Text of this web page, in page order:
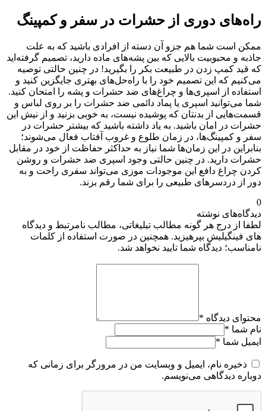
راه‌های دوری از حشرات در سفر و کمپینگ
ممکن است شما هم جزو آن دسته از افرادی باشید که به علت
جاذبه‌ و محبوبیت بالایی که بین پشه‌‌های ماده دارید، تصمیم گرفته‌اید
که قید کمپ زدن در طبیعت بکر را بگیرید! در چنین حالتی توصیه
می‌کنیم که این تصمیم خود را با راه‌حل‌های بهتری جایگزین کنید و
استفاده از اسپری‌ها و چراغ‌های ضد حشرات و پشه را امتحان کنید.
شما می‌توانید اسپری یا پماد دائمی ضد حشرات را بر روی لباس و
قسمت‌هایی از بدنتان که پوشیده نیست، به خوبی بزنید و از نیش این
حشرات در امان باشید. به یاد داشته باشید که بیشتر حشرات در
سفر و کمپینگ‌ها، در زمان طلوع و غروب آفتاب فعال می‌شوند؛
بنابراین در این زمان‌ها شما نیاز به حداکثر حفاظت از خود در مقابل
حشرات دارید. در چنین حالتی وجود اسپری ضد حشرات و روشن
کردن چراغ دافع این موجودات موزی می‌تواند سفری راحت و به
دور از دردسرهای طبیعی را برای شما رقم بزند.
0
دیدگاه‌های نوشته
لطفا از درج هر گونه مطالب تبلیغاتی، مطالب نامرتبط و دیدگاه
های فینگیلیش بپرهیزید. همچنین در صورت استفاده از کلمات
نامناسب؛ دیدگاه شما تایید نخواهد شد.
محتوای دیدگاه *
نام شما *
ایمیل شما *
ذخیره نام، ایمیل و وبسایت من در مرورگر برای زمانی که
دوباره دیدگاهی می‌نویسم.